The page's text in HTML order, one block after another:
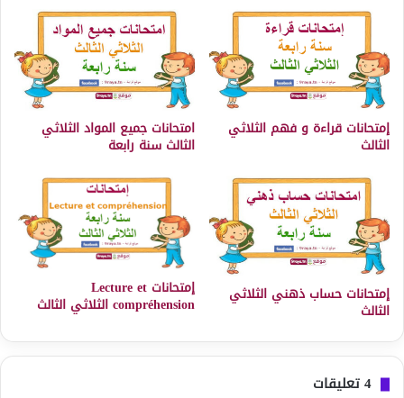
إمتحانات قراءة و فهم الثلاثي
الثالث
امتحانات جميع المواد الثلاثي
الثالث سنة رابعة
إمتحانات حساب ذهني الثلاثي
الثالث
إمتحانات Lecture et
compréhension الثلاثي الثالث
‫4 تعليقات